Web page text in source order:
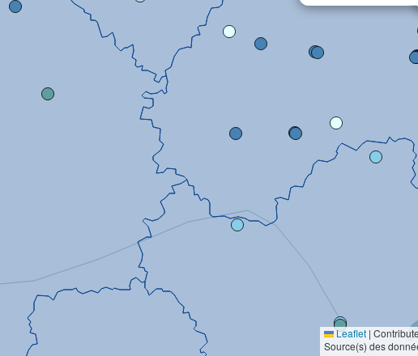
Leaflet |
Source(s) des